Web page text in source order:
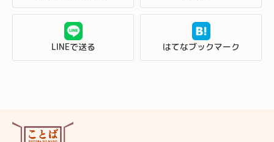
LINEで送る はてなブックマーク